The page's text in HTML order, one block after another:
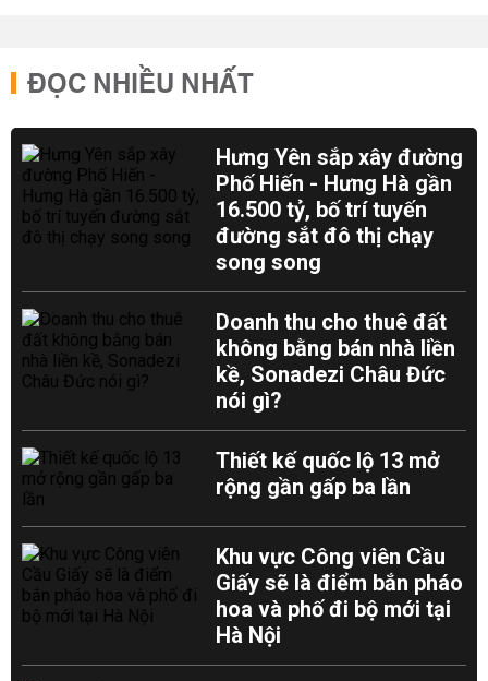
ĐỌC NHIỀU NHẤT
Hưng Yên sắp xây đường
Phố Hiến - Hưng Hà gần
16.500 tỷ, bố trí tuyến
đường sắt đô thị chạy
song song
Doanh thu cho thuê đất
không bằng bán nhà liền
kề, Sonadezi Châu Đức
nói gì?
Thiết kế quốc lộ 13 mở
rộng gần gấp ba lần
Khu vực Công viên Cầu
Giấy sẽ là điểm bắn pháo
hoa và phố đi bộ mới tại
Hà Nội